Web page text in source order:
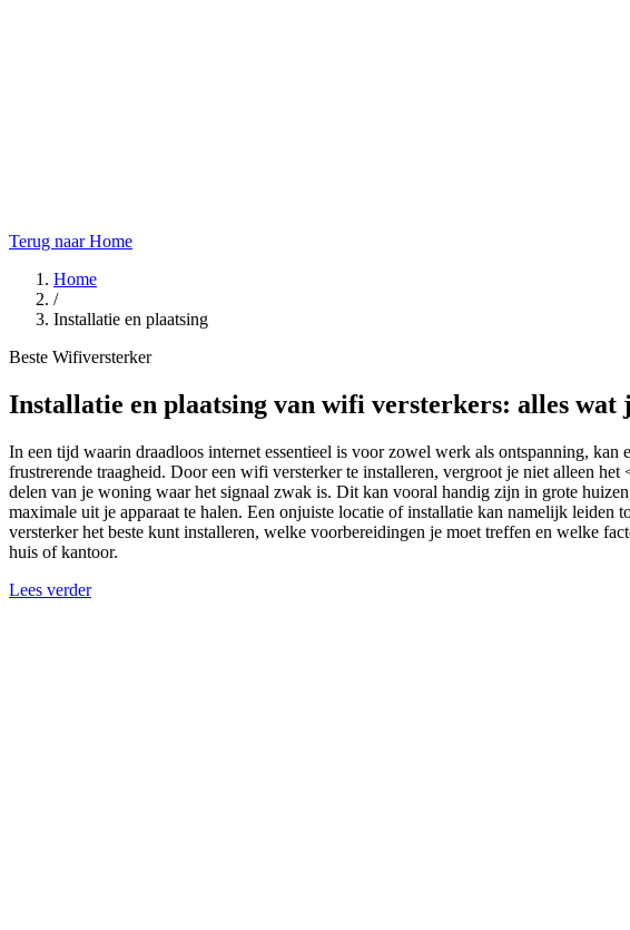
Terug naar Home
Home
/
Installatie en plaatsing
Beste Wifiversterker
Installatie en plaatsing van wifi versterkers: alles wat
In een tijd waarin draadloos internet essentieel is voor zowel werk als ontspanning,
frustrerende traagheid. Door een wifi versterker te installeren, vergroot je niet alleen
delen van je woning waar het signaal zwak is. Dit kan vooral handig zijn in grote
maximale uit je apparaat te halen. Een onjuiste locatie of installatie kan namelijk leiden
versterker het beste kunt installeren, welke voorbereidingen je moet treffen en welke
huis of kantoor.
Lees verder